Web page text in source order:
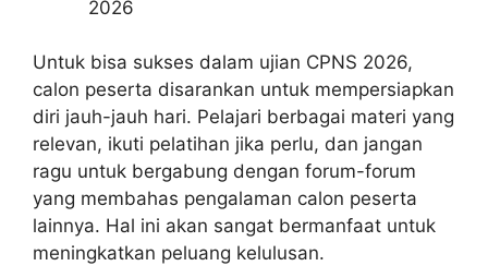
2026
Untuk bisa sukses dalam ujian CPNS 2026,
calon peserta disarankan untuk mempersiapkan
diri jauh-jauh hari. Pelajari berbagai materi yang
relevan, ikuti pelatihan jika perlu, dan jangan
ragu untuk bergabung dengan forum-forum
yang membahas pengalaman calon peserta
lainnya. Hal ini akan sangat bermanfaat untuk
meningkatkan peluang kelulusan.